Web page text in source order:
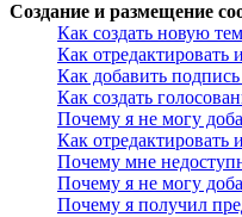
Создание и размещение
Как создать новую
Как отредактировать
Как добавить
Как создать
Почему я не могу
Как отредактировать
Почему мне
Почему я не могу
Почему я получил